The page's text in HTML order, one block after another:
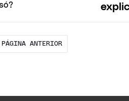
PÁGINA ANTERIOR